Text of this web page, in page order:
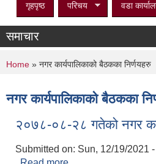
गृहपृष्ठ परिचय वडा
समाचार
You are here
Home » नगर कार्यपालिकाको बैठकका निर्णयहरु
नगर कार्यपालिकाको बैठकका
२०७८-०८-२८ गतेको नगर
Submitted on: Sun, 12/19/2021